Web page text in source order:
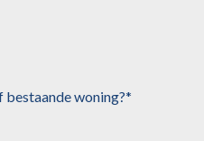
bestaande woning?*